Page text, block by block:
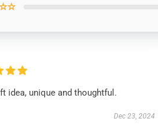
idea, unique and thoughtful.
Dec 23, 2024